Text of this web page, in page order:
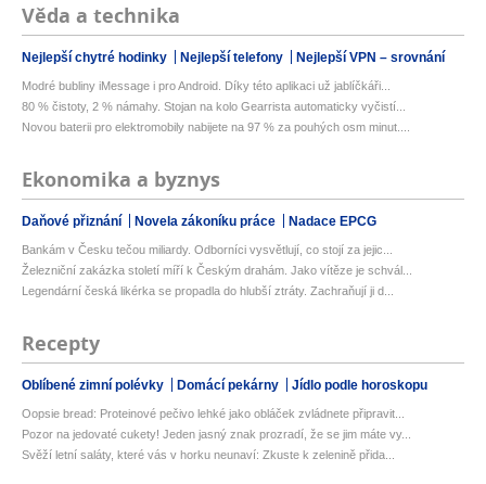
Věda a technika
Nejlepší chytré hodinky Nejlepší telefony Nejlepší VPN – srovnání
Modré bubliny iMessage i pro Android. Díky této aplikaci už jablíčkáři...
80 % čistoty, 2 % námahy. Stojan na kolo Gearrista automaticky vyčistí...
Novou baterii pro elektromobily nabijete na 97 % za pouhých osm minut....
Ekonomika a byznys
Daňové přiznání Novela zákoníku práce Nadace EPCG
Bankám v Česku tečou miliardy. Odborníci vysvětlují, co stojí za jejic...
Železniční zakázka století míří k Českým drahám. Jako vítěze je schvál...
Legendární česká likérka se propadla do hlubší ztráty. Zachraňují ji d...
Recepty
Oblíbené zimní polévky Domácí pekárny Jídlo podle horoskopu
Oopsie bread: Proteinové pečivo lehké jako obláček zvládnete připravit...
Pozor na jedovaté cukety! Jeden jasný znak prozradí, že se jim máte vy...
Svěží letní saláty, které vás v horku neunaví: Zkuste k zelenině přida...